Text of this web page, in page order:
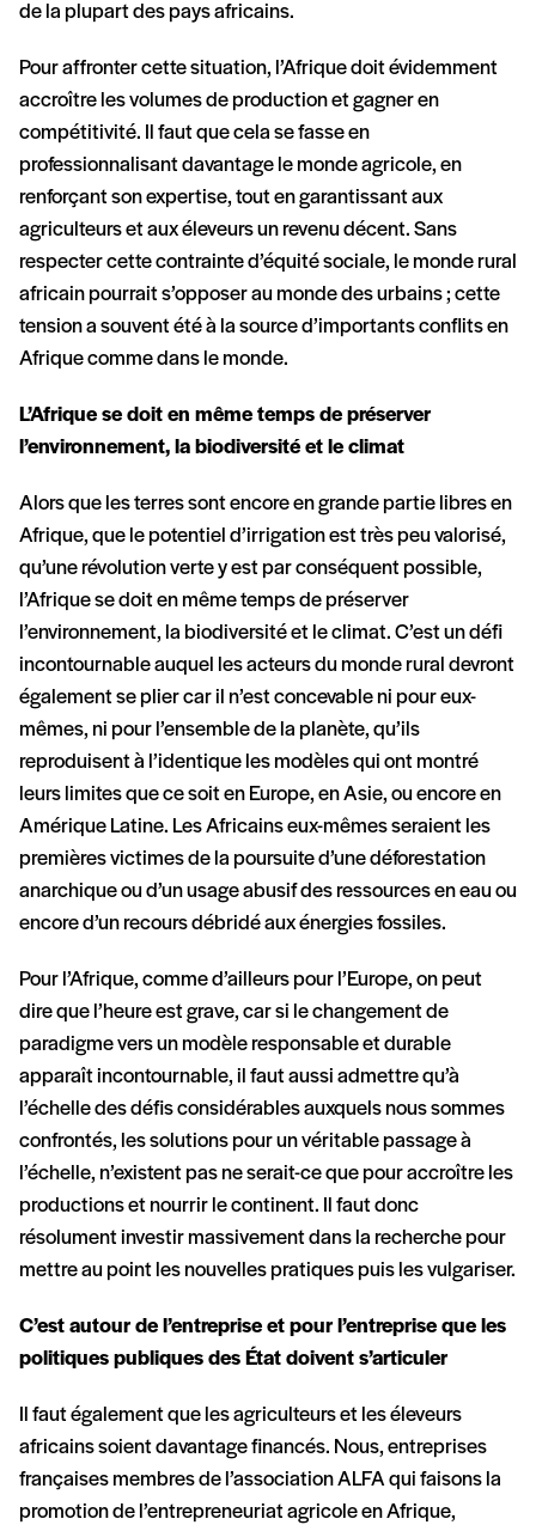
de la plupart des pays africains.
Pour affronter cette situation, l’Afrique doit évidemment
accroître les volumes de production et gagner en
compétitivité. Il faut que cela se fasse en
professionnalisant davantage le monde agricole, en
renforçant son expertise, tout en garantissant aux
agriculteurs et aux éleveurs un revenu décent. Sans
respecter cette contrainte d’équité sociale, le monde rural
africain pourrait s’opposer au monde des urbains ; cette
tension a souvent été à la source d’importants conflits en
Afrique comme dans le monde.
L’Afrique se doit en même temps de préserver
l’environnement, la biodiversité et le climat
Alors que les terres sont encore en grande partie libres en
Afrique, que le potentiel d’irrigation est très peu valorisé,
qu’une révolution verte y est par conséquent possible,
l’Afrique se doit en même temps de préserver
l’environnement, la biodiversité et le climat. C’est un défi
incontournable auquel les acteurs du monde rural devront
également se plier car il n’est concevable ni pour eux-
mêmes, ni pour l’ensemble de la planète, qu’ils
reproduisent à l’identique les modèles qui ont montré
leurs limites que ce soit en Europe, en Asie, ou encore en
Amérique Latine. Les Africains eux-mêmes seraient les
premières victimes de la poursuite d’une déforestation
anarchique ou d’un usage abusif des ressources en eau ou
encore d’un recours débridé aux énergies fossiles.
Pour l’Afrique, comme d’ailleurs pour l’Europe, on peut
dire que l’heure est grave, car si le changement de
paradigme vers un modèle responsable et durable
apparaît incontournable, il faut aussi admettre qu’à
l’échelle des défis considérables auxquels nous sommes
confrontés, les solutions pour un véritable passage à
l’échelle, n’existent pas ne serait-ce que pour accroître les
productions et nourrir le continent. Il faut donc
résolument investir massivement dans la recherche pour
mettre au point les nouvelles pratiques puis les vulgariser.
C’est autour de l’entreprise et pour l’entreprise que les
politiques publiques des État doivent s’articuler
Il faut également que les agriculteurs et les éleveurs
africains soient davantage financés. Nous, entreprises
françaises membres de l’association ALFA qui faisons la
promotion de l’entrepreneuriat agricole en Afrique,